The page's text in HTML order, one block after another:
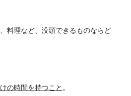
料理など、没頭できるものならど
の時間を持つこと 。